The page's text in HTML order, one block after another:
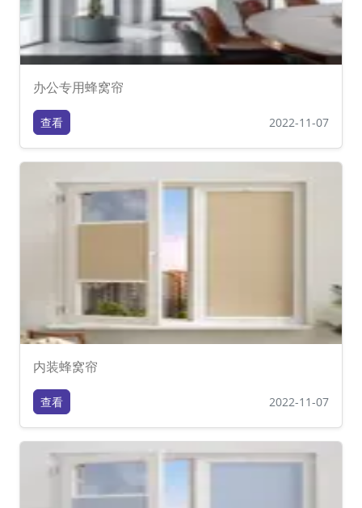
办公专用蜂窝帘
查看 2022-11-07
内装蜂窝帘
查看 2022-11-07